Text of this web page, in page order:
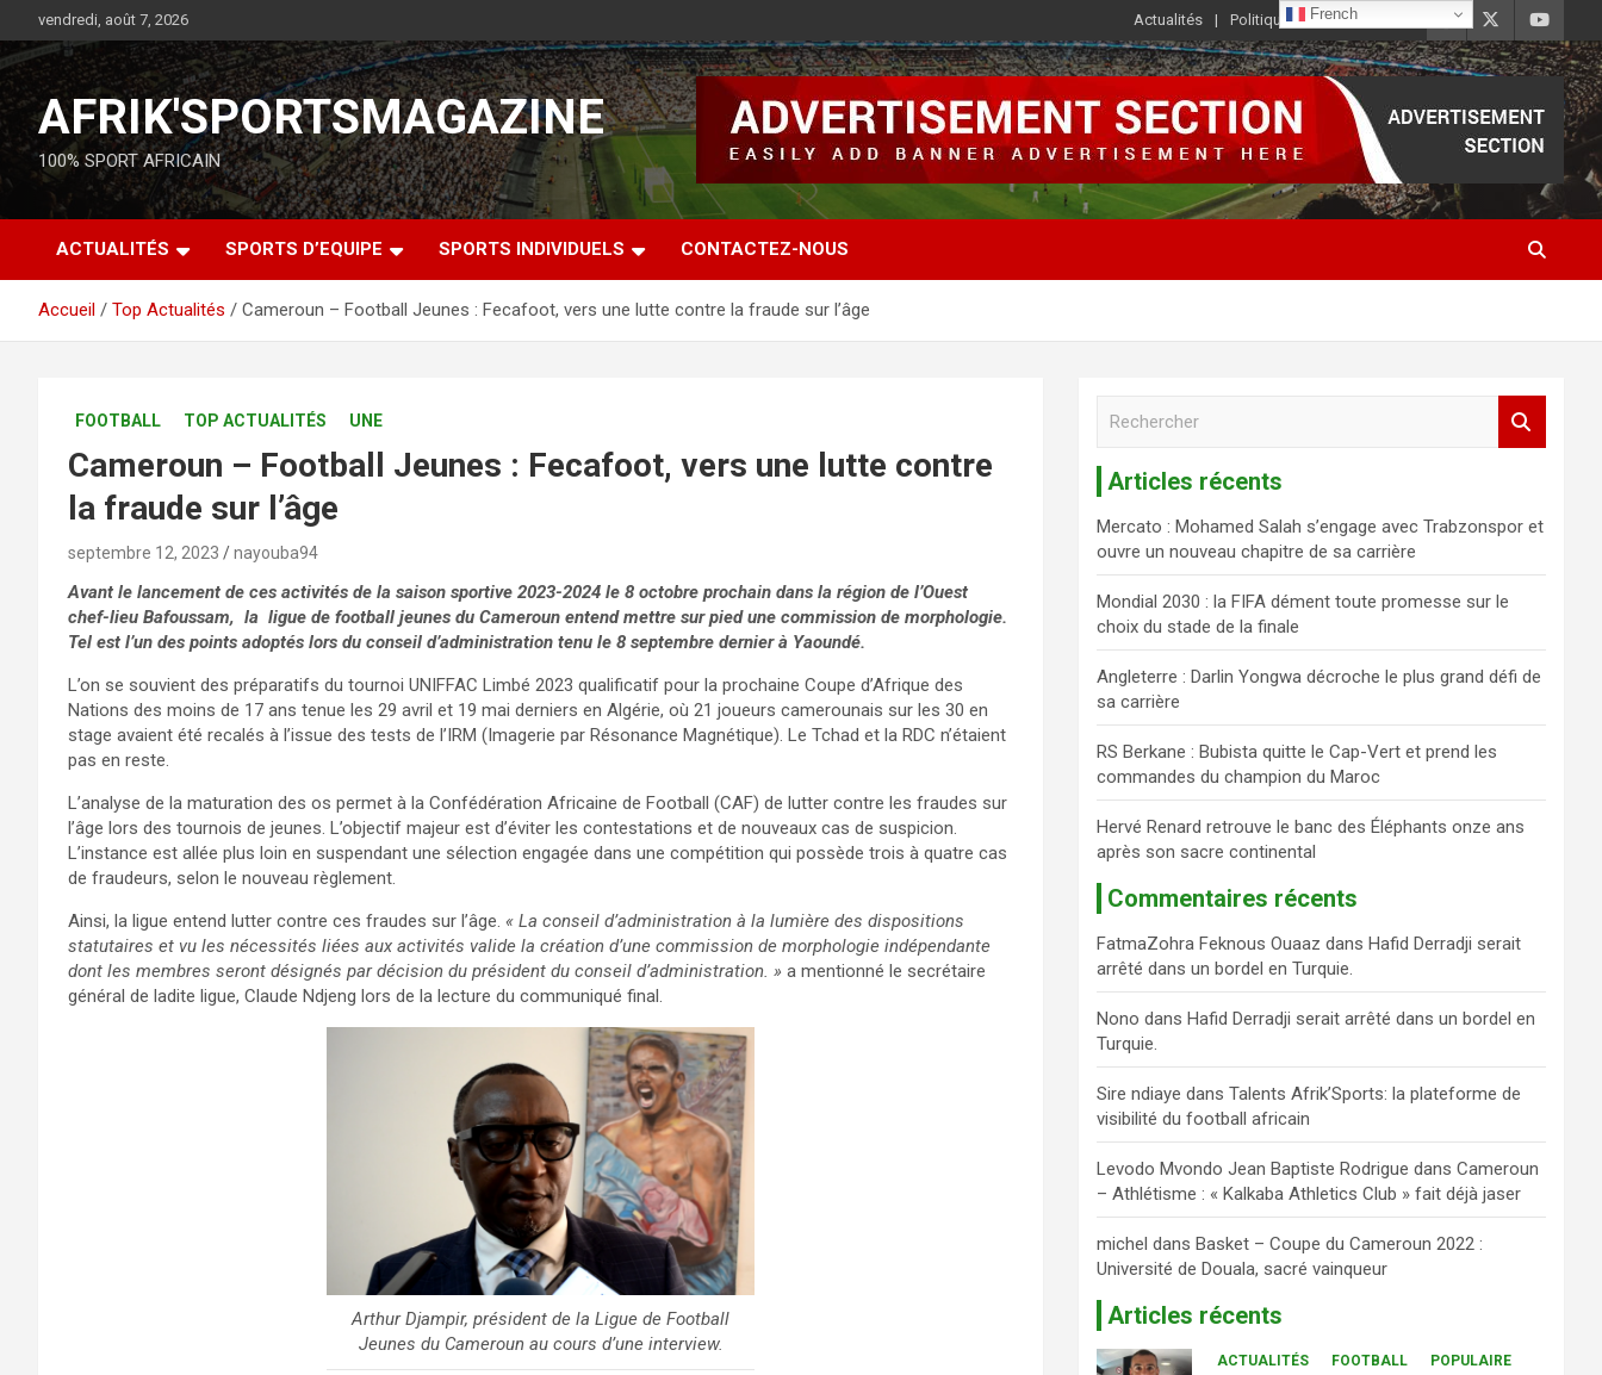
vendredi, août 7, 2026 Actualités Politique de Confidentialité
AFRIK'SPORTSMAGAZINE
100% SPORT AFRICAIN
ACTUALITÉS SPORTS D’EQUIPE SPORTS INDIVIDUELS CONTACTEZ-NOUS
Accueil Top Actualités Cameroun – Football Jeunes : Fecafoot, vers une lutte contre la fraude sur l’âge
FOOTBALL TOP ACTUALITÉS UNE
Cameroun – Football Jeunes : Fecafoot, vers une lutte contre
la fraude sur l’âge
septembre 12, 2023 nayouba94
Avant le lancement de ces activités de la saison sportive 2023-2024 le 8 octobre prochain dans la région de l’Ouest
chef-lieu Bafoussam, la ligue de football jeunes du Cameroun entend mettre sur pied une commission de morphologie.
Tel est l’un des points adoptés lors du conseil d’administration tenu le 8 septembre dernier à Yaoundé.
L’on se souvient des préparatifs du tournoi UNIFFAC Limbé 2023 qualificatif pour la prochaine Coupe d’Afrique des
Nations des moins de 17 ans tenue les 29 avril et 19 mai derniers en Algérie, où 21 joueurs camerounais sur les 30 en
stage avaient été recalés à l’issue des tests de l’IRM (Imagerie par Résonance Magnétique). Le Tchad et la RDC n’étaient
pas en reste.
L’analyse de la maturation des os permet à la Confédération Africaine de Football (CAF) de lutter contre les fraudes sur
l’âge lors des tournois de jeunes. L’objectif majeur est d’éviter les contestations et de nouveaux cas de suspicion.
L’instance est allée plus loin en suspendant une sélection engagée dans une compétition qui possède trois à quatre cas
de fraudeurs, selon le nouveau règlement.
Ainsi, la ligue entend lutter contre ces fraudes sur l’âge. « La conseil d’administration à la lumière des dispositions
statutaires et vu les nécessités liées aux activités valide la création d’une commission de morphologie indépendante
dont les membres seront désignés par décision du président du conseil d’administration. » a mentionné le secrétaire
général de ladite ligue, Claude Ndjeng lors de la lecture du communiqué final.
Arthur Djampir, président de la Ligue de Football
Jeunes du Cameroun au cours d’une interview.
r
c
h
e
r
Articles récents
Mercato : Mohamed Salah s’engage avec Trabzonspor et
ouvre un nouveau chapitre de sa carrière
Mondial 2030 : la FIFA dément toute promesse sur le
choix du stade de la finale
Angleterre : Darlin Yongwa décroche le plus grand défi de
sa carrière
RS Berkane : Bubista quitte le Cap-Vert et prend les
commandes du champion du Maroc
Hervé Renard retrouve le banc des Éléphants onze ans
après son sacre continental
Commentaires récents
FatmaZohra Feknous Ouaaz dansHafid Derradji serait
arrêté dans un bordel en Turquie.
Nono dansHafid Derradji serait arrêté dans un bordel en
Turquie.
Sire ndiaye dansTalents Afrik’Sports: la plateforme de
visibilité du football africain
Levodo Mvondo Jean Baptiste Rodrigue dansCameroun
– Athlétisme : « Kalkaba Athletics Club » fait déjà jaser
michel dansBasket – Coupe du Cameroun 2022 :
Université de Douala, sacré vainqueur
Articles récents
ACTUALITÉS FOOTBALL
POPULAIRE
French